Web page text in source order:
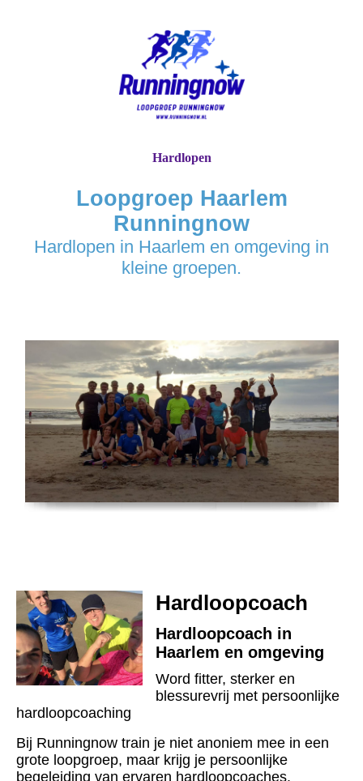
Loopgroep Haarlem
Runningnow
Hardlopen in Haarlem en omgeving in
kleine groepen.
Hardlopen
Hardloopcoach
Hardloopcoach in
Haarlem en omgeving
Word fitter, sterker en
blessurevrij met persoonlijke
hardloopcoaching
Bij Runningnow train je niet anoniem mee in een
grote loopgroep, maar krijg je persoonlijke
begeleiding van ervaren hardloopcoaches.